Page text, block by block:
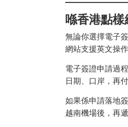
喺香港點
無論你選擇電子
網站支援英文操
電子簽證申請過
日期、口岸，再
如果係申請落地
越南機場後，再